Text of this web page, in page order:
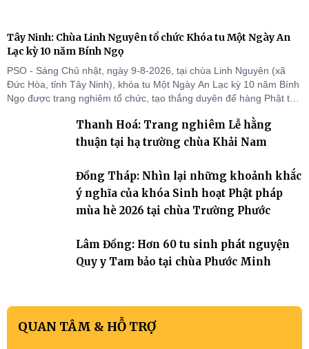
Tây Ninh: Chùa Linh Nguyên tổ chức Khóa tu Một Ngày An
Lạc kỳ 10 năm Bính Ngọ
PSO - Sáng Chủ nhật, ngày 9-8-2026, tại chùa Linh Nguyên (xã
Đức Hòa, tỉnh Tây Ninh), khóa tu Một Ngày An Lạc kỳ 10 năm Bính
Ngọ được trang nghiêm tổ chức, tạo thắng duyên để hàng Phật tử
đời sống thiện lành.Thanh Hoá: Trang nghiêm Lễ hằng
thuận tại hạ trường chùa Khải Nam
Đồng Tháp: Nhìn lại những khoảnh khắc
ý nghĩa của khóa Sinh hoạt Phật pháp
mùa hè 2026 tại chùa Trường Phước
Lâm Đồng: Hơn 60 tu sinh phát nguyện
Quy y Tam bảo tại chùa Phước Minh
QUAN TÂM & HỖ TRỢ